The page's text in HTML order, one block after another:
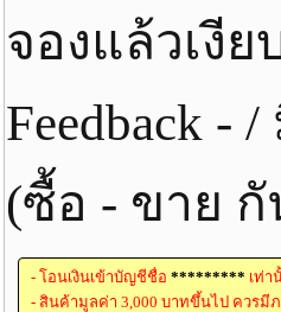
จองแล้วเงี
Feedback
(ซื้อ - ขาย กั
- โอนเงินเข้าบัญชีชื่อ ********* เท่า
- สินค้ามูลค่า 3,000 บาทขึ้นไป ควรมี